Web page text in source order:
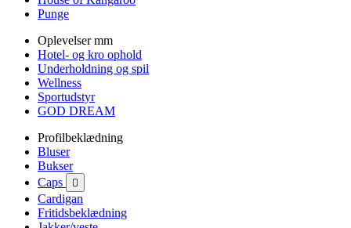
Punge
Oplevelser mm
Hotel- og kro ophold
Underholdning og spil
Wellness
Sportudstyr
GOD DREAM
Profilbeklædning
Bluser
Bukser
Caps

Cardigan
Fritidsbeklædning